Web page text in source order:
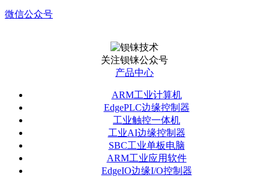
微信公众号
关注钡铼公众号
产品中心
ARM工业计算机
EdgePLC边缘控制器
工业触控一体机
工业AI边缘控制器
SBC工业单板电脑
ARM工业应用软件
EdgeIO边缘I/O控制器